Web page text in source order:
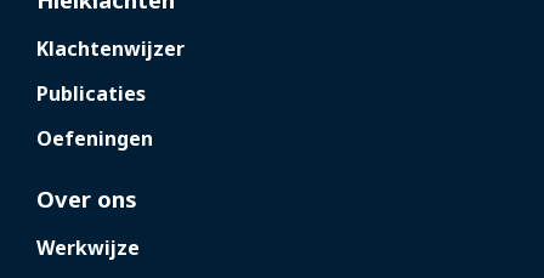
Klachtenwijzer
Publicaties
Oefeningen
Over ons
Werkwijze